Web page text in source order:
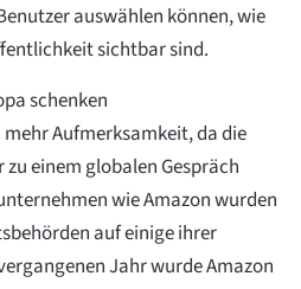
auswählen können, wie
sichtbar sind.
schenken
Aufmerksamkeit, da die
einem globalen Gespräch
wie Amazon wurden
auf einige ihrer
Jahr wurde Amazon